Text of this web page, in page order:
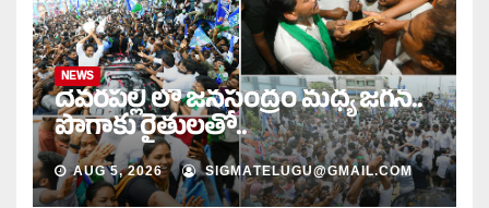
NEWS
దేవరపల్లి లో జనసంద్రం మధ్య జగన్..
పొగాకు రైతులతో..
AUG 5, 2026 SIGMATELUGU@GMAIL.COM